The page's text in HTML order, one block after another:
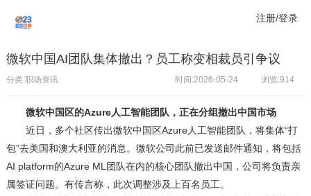
注册/登录
微软中国AI团队集体撤出？员工称变相裁员引争议
分类:职场资讯 浏览:914
时间:2026-05-24
微软中国区的Azure人工智能团队，正在分组撤出中国市场
近日，多个社区传出微软中国区Azure人工智能团队，将集体“打
包”去美国和澳大利亚的消息。微软公司此前已发送邮件通知，将包括
AI platform的Azure ML团队在内的核心团队撤出中国，公司将负责亲
属签证问题。有传言称，此次调整涉及上百名员工。